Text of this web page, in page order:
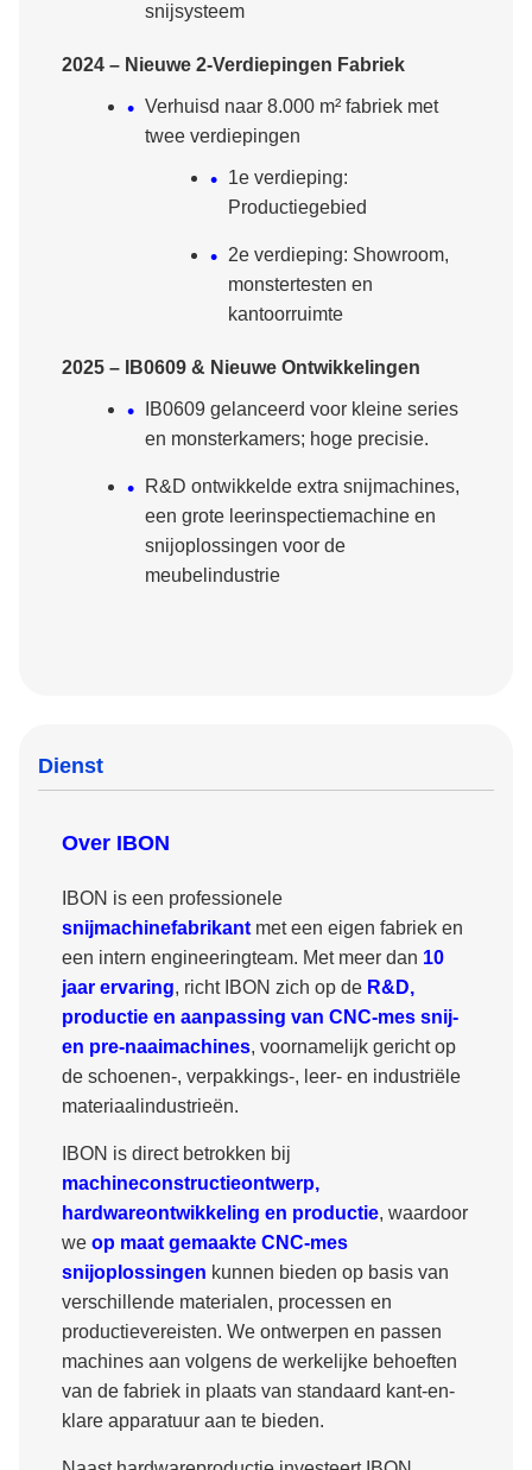
snijsysteem
2024 – Nieuwe 2-Verdiepingen Fabriek
Verhuisd naar 8.000 m² fabriek met
twee verdiepingen
1e verdieping:
Productiegebied
2e verdieping: Showroom,
monstertesten en
kantoorruimte
2025 – IB0609 & Nieuwe Ontwikkelingen
IB0609 gelanceerd voor kleine series
en monsterkamers; hoge precisie.
R&D ontwikkelde extra snijmachines,
een grote leerinspectiemachine en
snijoplossingen voor de
meubelindustrie
Dienst
Over IBON
IBON is een professionele
snijmachinefabrikant met een eigen fabriek en
een intern engineeringteam. Met meer dan 10
jaar ervaring, richt IBON zich op de R&D,
productie en aanpassing van CNC-mes snij-
en pre-naaimachines, voornamelijk gericht op
de schoenen-, verpakkings-, leer- en industriële
materiaalindustrieën.
IBON is direct betrokken bij
machineconstructieontwerp,
hardwareontwikkeling en productie, waardoor
we op maat gemaakte CNC-mes
snijoplossingen kunnen bieden op basis van
verschillende materialen, processen en
productievereisten. We ontwerpen en passen
machines aan volgens de werkelijke behoeften
van de fabriek in plaats van standaard kant-en-
klare apparatuur aan te bieden.